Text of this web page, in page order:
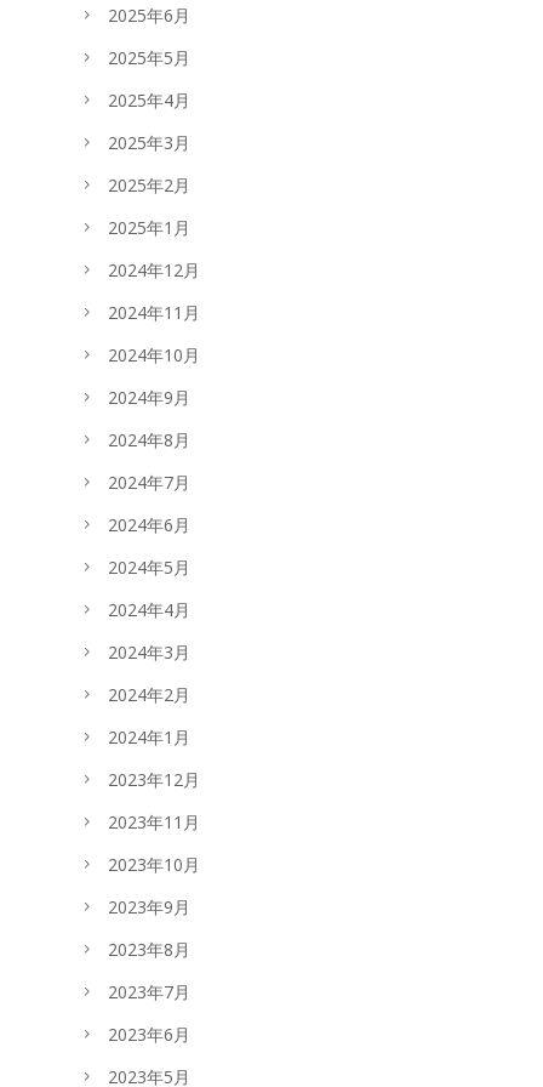
2025年6月
2025年5月
2025年4月
2025年3月
2025年2月
2025年1月
2024年12月
2024年11月
2024年10月
2024年9月
2024年8月
2024年7月
2024年6月
2024年5月
2024年4月
2024年3月
2024年2月
2024年1月
2023年12月
2023年11月
2023年10月
2023年9月
2023年8月
2023年7月
2023年6月
2023年5月